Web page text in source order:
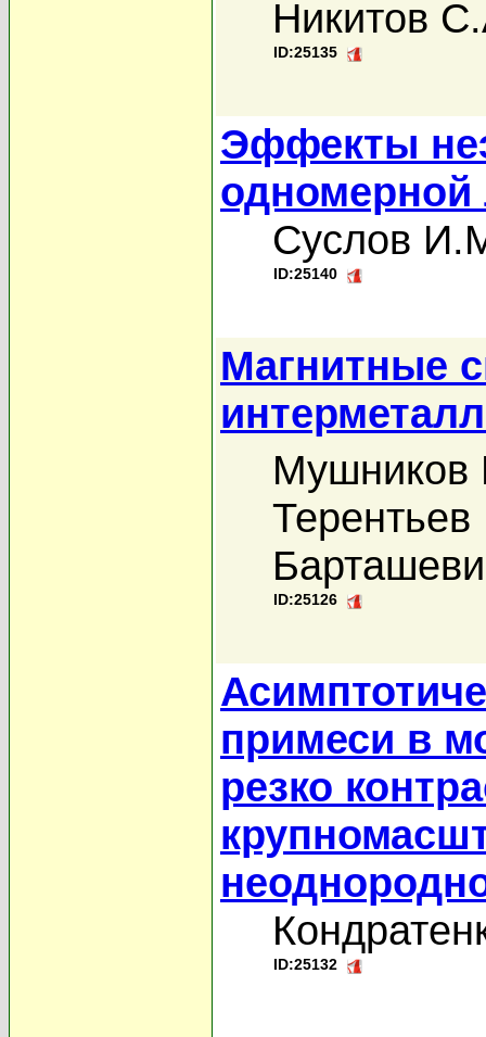
Никитов
ID:25135
Эффекты
одномерной
Суслов
ID:25140
Магнитные
Мушников
ID:25126
примеси в
резко
ID:25132